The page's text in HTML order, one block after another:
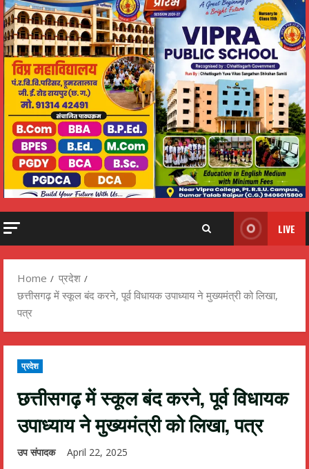
LIVE
Home
प्रदेश
छत्तीसगढ़ में स्कूल बंद करने, पूर्व विधायक उपाध्याय ने मुख्यमंत्री को लिखा,
पत्र
प्रदेश
छत्तीसगढ़ में स्कूल बंद करने, पूर्व विधायक
उपाध्याय ने मुख्यमंत्री को लिखा, पत्र
उप संपादक April 22, 2025